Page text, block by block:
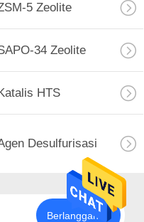
5 Zeolite
34 Zeolite
HTS
Desulfurisasi
Berlangganan